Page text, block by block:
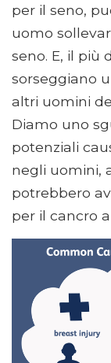
per il seno,
uomo
seno. E, il più
sorseggiano
altri uomini
Diamo uno
potenziali
negli uomini,
potrebbero
per il cancro